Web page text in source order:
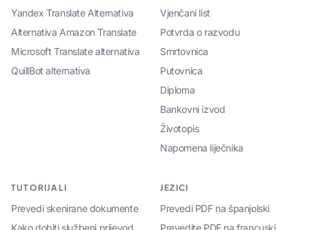
Yandex Translate Alternativa
Alternativa Amazon Translate
Microsoft Translate alternativa
QuillBot alternativa
Vjenčani list
Potvrda o razvodu
Smrtovnica
Putovnica
Diploma
Bankovni izvod
Životopis
Napomena liječnika
TUTORIJALI
Prevedi skenirane dokumente
Kako dobiti službeni prijevod
JEZICI
Prevedi PDF na španjolski
Prevedite PDF na francuski